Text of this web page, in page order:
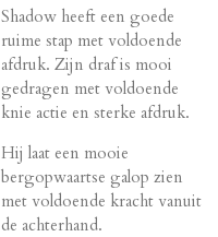
Shadow heeft een goede
ruime stap met voldoende
afdruk. Zijn draf is mooi
gedragen met voldoende
knie actie en sterke afdruk.
Hij laat een mooie
bergopwaartse galop zien
met voldoende kracht vanuit
de achterhand.